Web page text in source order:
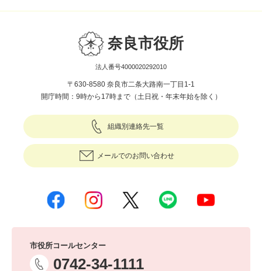
奈良市役所
法人番号4000020292010
〒630-8580 奈良市二条大路南一丁目1-1
開庁時間：9時から17時まで（土日祝・年末年始を除く）
組織別連絡先一覧
メールでのお問い合わせ
市役所コールセンター
0742-34-1111